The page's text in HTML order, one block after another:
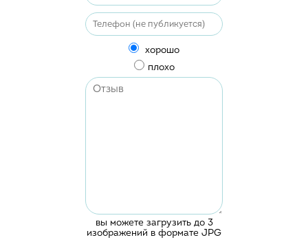
хорошо
плохо
вы можете загрузить до 3
изображений в формате JPG